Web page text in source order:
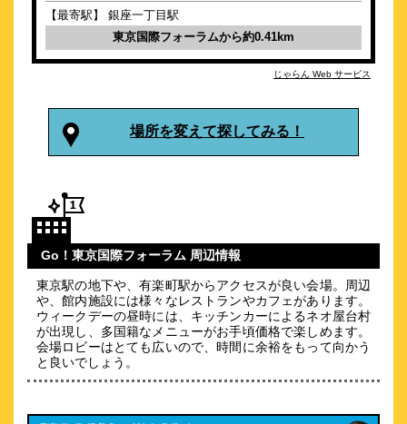
「京橋駅」より徒歩約1分。「東京駅」徒歩圏内。東京旅の拠点
約 0.59 km
\8,700～
クチコミ4.4点 ( 26件)
\7,860～
クチコミ 4.3点 (23件)
【朝食 夏メニュー登場】宿泊者専用ラウンジ完備
約 0.61 km
\6,715～
【最寄駅】 銀座一丁目駅
東京国際フォーラムから約0.41km
じゃらん Web サービス
場所を変えて探してみる！
Go！東京国際フォーラム 周辺情報
東京駅の地下や、有楽町駅からアクセスが良い会場。周辺
や、館内施設には様々なレストランやカフェがあります。
ウィークデーの昼時には、キッチンカーによるネオ屋台村
が出現し、多国籍なメニューがお手頃価格で楽しめます。
会場ロビーはとても広いので、時間に余裕をもって向かう
と良いでしょう。